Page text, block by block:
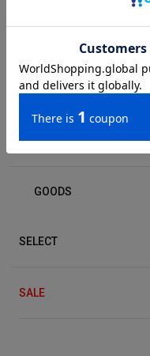
DRESS/ONE-PIECE
ACCESSORIES
GOODS
SELECT
SALE